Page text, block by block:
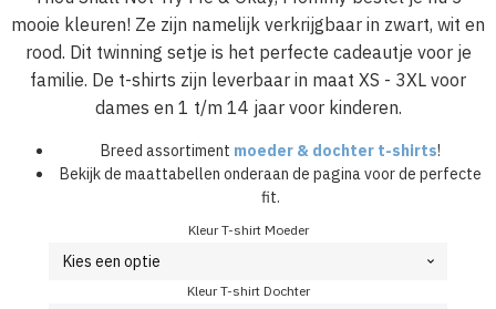
mooie kleuren! Ze zijn namelijk verkrijgbaar in zwart, wit en
rood. Dit twinning setje is het perfecte cadeautje voor je
familie. De t-shirts zijn leverbaar in maat XS - 3XL voor
dames en 1 t/m 14 jaar voor kinderen.
Breed assortiment moeder & dochter t-shirts!
Bekijk de maattabellen onderaan de pagina voor de perfecte
fit.
Kleur T-shirt Moeder
Kleur T-shirt Dochter